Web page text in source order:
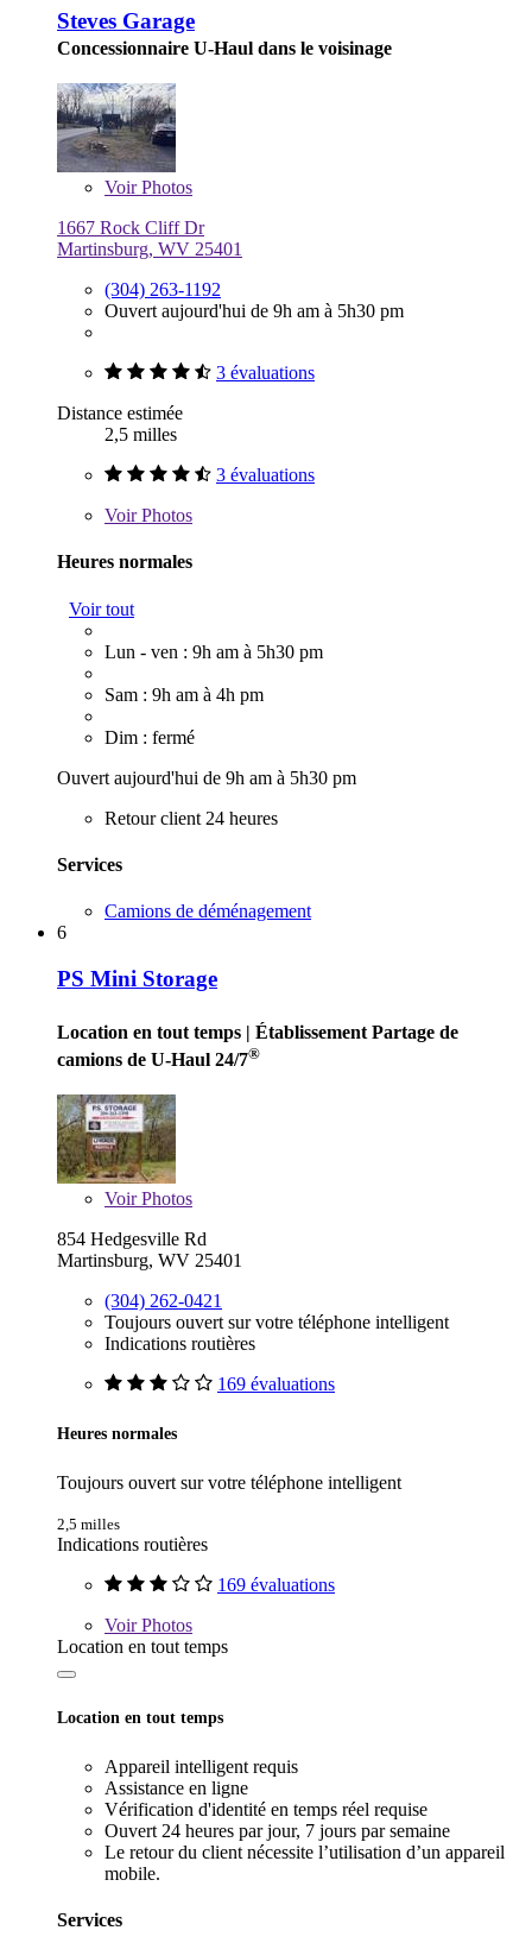
Steves Garage
Concessionnaire U-Haul dans le voisinage
VoirPhotos
1667 Rock Cliff Dr
Martinsburg, WV 25401
(304) 263-1192
Ouvert aujourd'hui de 9h am à 5h30 pm
3 évaluations
Distance estimée
2,5 milles
3 évaluations
VoirPhotos
Heures normales
Voir tout
Lun - ven : 9h am à 5h30 pm
Sam : 9h am à 4h pm
Dim : fermé
Ouvert aujourd'hui de 9h am à 5h30 pm
Retour client 24 heures
Services
Camions de déménagement
6
PS Mini Storage
Location en tout temps | Établissement Partage de
camions de U-Haul 24/7®
VoirPhotos
854 Hedgesville Rd
Martinsburg, WV 25401
(304) 262-0421
Toujours ouvert sur votre téléphone intelligent
Indications routières
169 évaluations
Heures normales
Toujours ouvert sur votre téléphone intelligent
2,5 milles
Indications routières
169 évaluations
VoirPhotos
Location en tout temps
Location en tout temps
Appareil intelligent requis
Assistance en ligne
Vérification d'identité en temps réel requise
Ouvert 24 heures par jour, 7 jours par semaine
Le retour du client nécessite l’utilisation d’un appareil
mobile.
Services